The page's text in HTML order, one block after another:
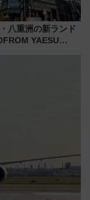
八重洲の新ランド
YAESU